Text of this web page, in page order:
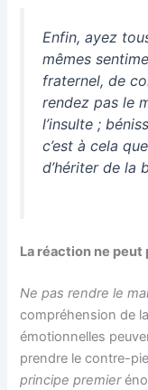
Enfin, ayez
mêmes
fraternel, de
rendez pas le
l’insulte ;
c’est à cela
d’hériter de la
La réaction ne peut
Ne pas rendre le
compréhension de
émotionnelles
prendre le contre-
principe premier